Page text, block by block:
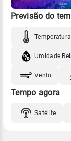
Previsão do
Temperatura
Umidade
Vento
Tempo agora
Satélite